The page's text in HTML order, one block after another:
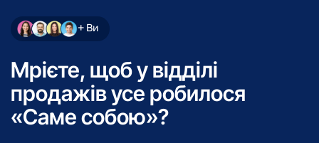
+ Ви
Мрієте, щоб у відділі
продажів усе робилося
«Саме собою»?